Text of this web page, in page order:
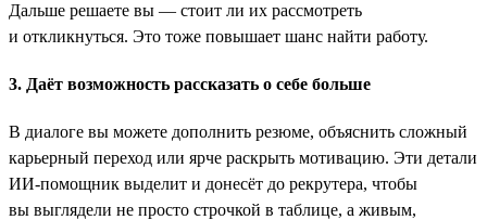
Дальше решаете вы — стоит ли их рассмотреть
и откликнуться. Это тоже повышает шанс найти работу.
3. Даёт возможность рассказать о себе больше
В диалоге вы можете дополнить резюме, объяснить сложный
карьерный переход или ярче раскрыть мотивацию. Эти детали
ИИ-помощник выделит и донесёт до рекрутера, чтобы
вы выглядели не просто строчкой в таблице, а живым,